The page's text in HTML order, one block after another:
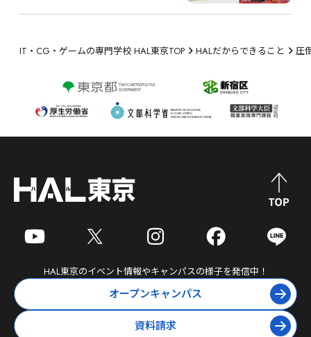
IT・CG・ゲームの専門学校 HAL東京TOP HALだからできること 圧
HAL東京のイベント情報やキャンパスの様子を発信中！
オープンキャンパス
資料請求